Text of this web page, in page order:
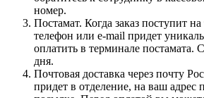
номер.
Постамат. Когда заказ поступит
телефон или e-mail придет
оплатить в терминале
дня.
Почтовая доставка через почту
придет в отделение, на ваш адрес